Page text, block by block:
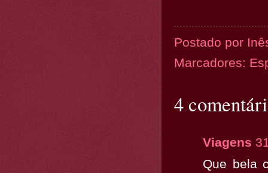
Postado por
Marcadores:
4
Viagens
Que bela